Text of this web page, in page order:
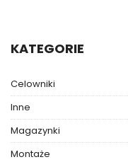
KATEGORIE
Celowniki
Inne
Magazynki
Montaże